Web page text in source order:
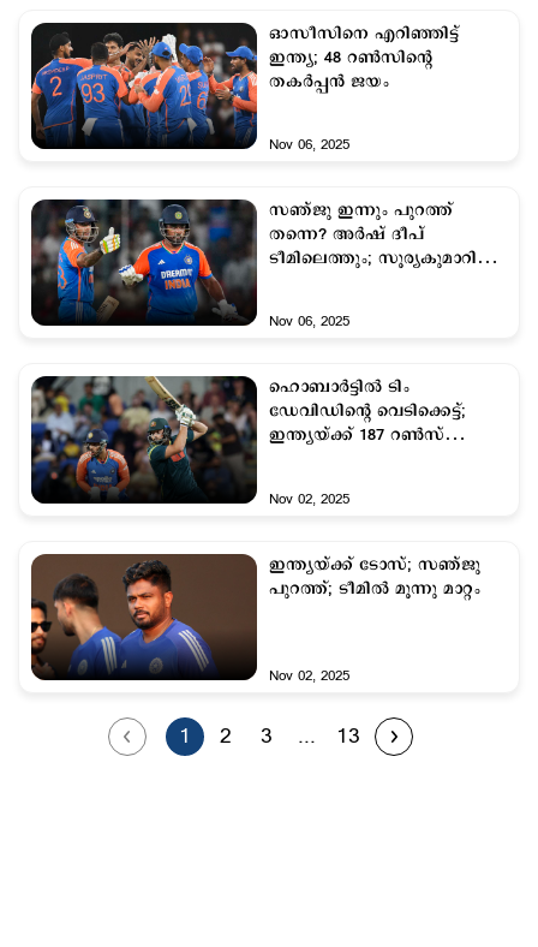
ഓസീസിനെ എറിഞ്ഞിട്ട്
ഇന്ത്യ; 48 റണ്‍സിന്‍റെ
തകര്‍പ്പന്‍‌ ജയം
Nov 06, 2025
സഞ്ജു ഇന്നും പുറത്ത്
തന്നെ? അര്‍ഷ് ദീപ്
ടീമിലെത്തും; സൂര്യകുമാറിനും
Nov 06, 2025
ഹൊബാര്‍ട്ടില്‍ ടിം
ഡേവിഡിന്‍റെ വെടിക്കെട്ട്;
ഇന്ത്യയ്ക്ക് 187 റണ്‍സ്
Nov 02, 2025
ഇന്ത്യയ്ക്ക് ടോസ്; സഞ്ജു
പുറത്ത്; ടീമില്‍ മൂന്നു മാറ്റം
Nov 02, 2025
1 2 3 ... 13